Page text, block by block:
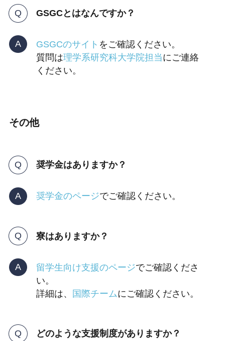
GSGCとはなんですか？
GSGCのサイト をご確認ください。
質問は理学系研究科大学院担当にご連絡
ください。
その他
奨学金はありますか？
奨学金のページでご確認ください。
寮はありますか？
留学生向け支援のページでご確認くださ
い。
詳細は、
国際チームにご確認ください。
どのような支援制度がありますか？